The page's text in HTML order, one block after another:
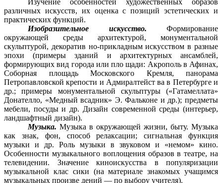
Изучение особенностей художественных образов
различных искусств, их оценка с позиций эстетических и
практических функций.
Изобразительное искусство. Формирование
окружающей среды архитектурой, монументальной
скульптурой, декоратив но-прикладным искусством в разные
эпохи (примеры зданий и архитектурных ансамблей,
формирующих вид города или пло щади: Акрополь в Афинах,
Соборная площадь Московского Кремля, панорама
Петропавловской крепости и Адмиралтейст ва в Петербурге и
др.; примеры монументальной скульптуры («Гатамеллата»
Донателло, «Медный всадник» Э. Фальконе и др.); предметы
мебели, посуды и др. Дизайн современной среды (интерьер,
ландшафтный дизайн).
Музыка. Музыка в окружающей жизни, быту. Музыка
как знак, фон, способ релаксации; сигнальная функция
музыки и др. Роль музыки в звуковом и «немом» кино.
Особенности музыкального воплощения образов в театре, на
телевидении. Значение киноискусства в популяризации
музыкальной клас сики (на материале знакомых учащимся
музыкальных произве дений — по выбору учителя).